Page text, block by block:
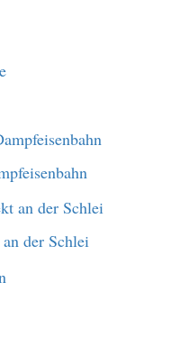
der Schlei